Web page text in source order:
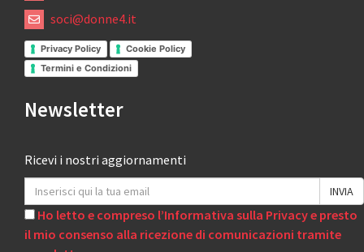
soci@donne4.it
Privacy Policy
Cookie Policy
Termini e Condizioni
Newsletter
Ricevi i nostri aggiornamenti
Ho letto e compreso l’Informativa sulla Privacy e presto
il mio consenso alla ricezione di comunicazioni tramite